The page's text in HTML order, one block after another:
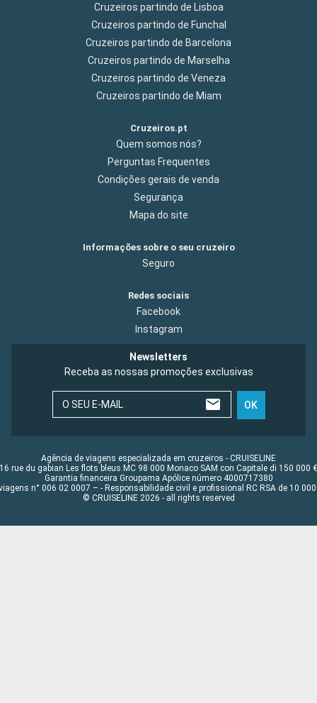
Cruzeiros partindo de Lisboa
Cruzeiros partindo de Funchal
Cruzeiros partindo de Barcelona
Cruzeiros partindo de Marselha
Cruzeiros partindo de Veneza
Cruzeiros partindo de Miam
Cruzeiros.pt
Quem somos nós?
Perguntas Frequentes
Condições gerais de venda
Segurança
Mapa do site
Informações sobre o seu cruzeiro
Seguro
Redes sociais
Facebook
Instagram
Newsletters
Receba as nossas promoções exclusivas
O SEU E-MAIL OK
Agência de viagens especializada em cruzeiros - CRUISELINE
16 rue du gabian Les flots bleus MC 98 000 Monaco SAM con Capitale di 150 000 €
Garantia financeira Groupama Apólice número 4000717380
n° 006 02 0007 – - Responsabilidade civil e profissional RC RSA de 10 000
© CRUISELINE 2026 - all rights reserved